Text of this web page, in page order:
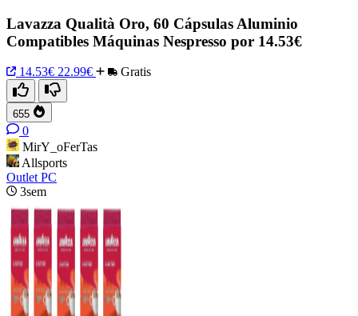
Lavazza Qualità Oro, 60 Cápsulas Aluminio
Compatibles Máquinas Nespresso por 14.53€
14.53€ 22.99€ Gratis
655
0
MirY_oFerTas
Allsports
Outlet PC
3sem